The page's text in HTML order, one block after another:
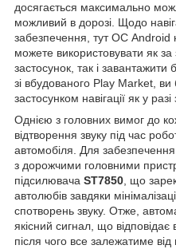
досягається максимально
можливий в дорозі. Щодо
забезпечення, тут ОС Android
можете використовувати як
застосунок, так і
зі вбудованого Play Market,
застосунком навігації як у разі
Однією з головних вимог до
відтворення звуку під час
автомобіля. Для
з дорожчими головними
підсилювача ST7850, що
автолюбів завдяки
спотворень звуку. Отже,
якісний сигнал, що
після чого все залежатиме